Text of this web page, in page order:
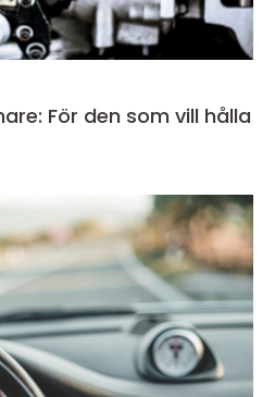
För den som vill hålla